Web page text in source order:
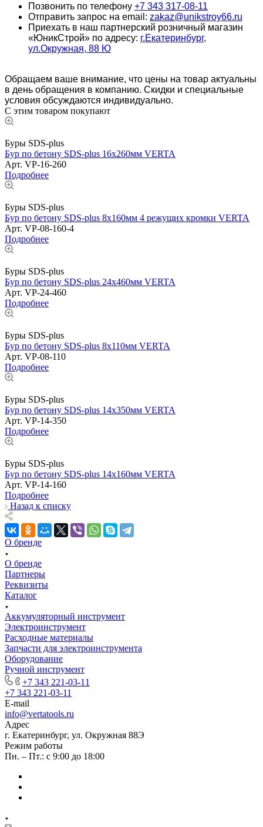
Позвонить по телефону +7 343 317-08-11
Отправить запрос на email: zakaz@unikstroy66.ru
Приехать в наш партнерский розничный магазин
«ЮникСтрой» по адресу: г.Екатеринбург,
ул.Окружная, 88 Ю
Обращаем ваше внимание, что цены на товар актуальны
в день обращения в компанию. Скидки и специальные
условия обсуждаются индивидуально.
С этим товаром покупают
Буры SDS-plus
Бур по бетону SDS-plus 16х260мм VERTA
Арт. VP-16-260
Подробнее
Буры SDS-plus
Бур по бетону SDS-plus 8х160мм 4 режущих кромки VERTA
Арт. VP-08-160-4
Подробнее
Буры SDS-plus
Бур по бетону SDS-plus 24х460мм VERTA
Арт. VP-24-460
Подробнее
Буры SDS-plus
Бур по бетону SDS-plus 8х110мм VERTA
Арт. VP-08-110
Подробнее
Буры SDS-plus
Бур по бетону SDS-plus 14х350мм VERTA
Арт. VP-14-350
Подробнее
Буры SDS-plus
Бур по бетону SDS-plus 14х160мм VERTA
Арт. VP-14-160
Подробнее
Назад к списку
О бренде
О бренде
Партнеры
Реквизиты
Каталог
Аккумуляторный инструмент
Электроинструмент
Расходные материалы
Запчасти для электроинструмента
Оборудование
Ручной инструмент
+7 343 221-03-11
+7 343 221-03-11
E-mail
info@vertatools.ru
Адрес
г. Екатеринбург, ул. Окружная 88Э
Режим работы
Пн. – Пт.: с 9:00 до 18:00